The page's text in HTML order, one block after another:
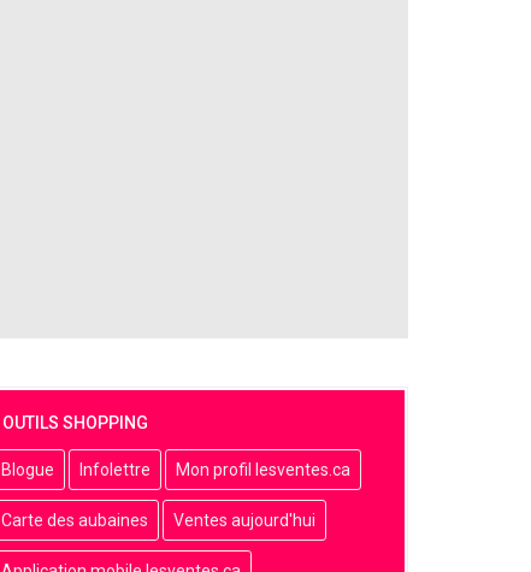
OUTILS SHOPPING
Blogue Infolettre Mon profil lesventes.ca
Carte des aubaines Ventes aujourd'hui